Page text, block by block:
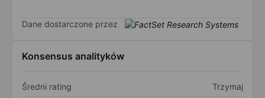
Dane dostarczone przez
Konsensus analityków
Średni rating Trzymaj